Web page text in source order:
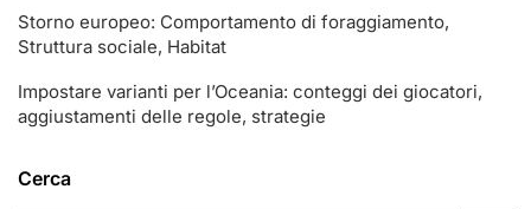
Storno europeo: Comportamento di foraggiamento,
Struttura sociale, Habitat
Impostare varianti per l’Oceania: conteggi dei giocatori,
aggiustamenti delle regole, strategie
Cerca